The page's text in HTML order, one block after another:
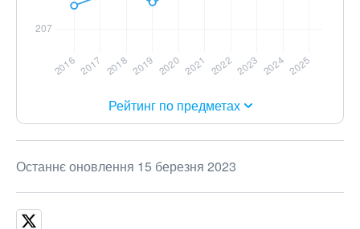
Рейтинг по предметах
Останнє оновлення 15 березня 2023